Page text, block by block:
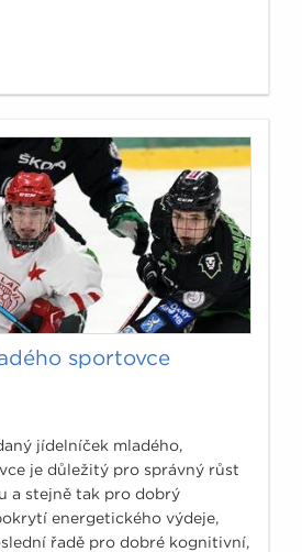
sportovce
jídelníček mladého,
je důležitý pro správný růst
a stejně tak pro dobrý
energetického výdeje,
řadě pro dobré kognitivní,